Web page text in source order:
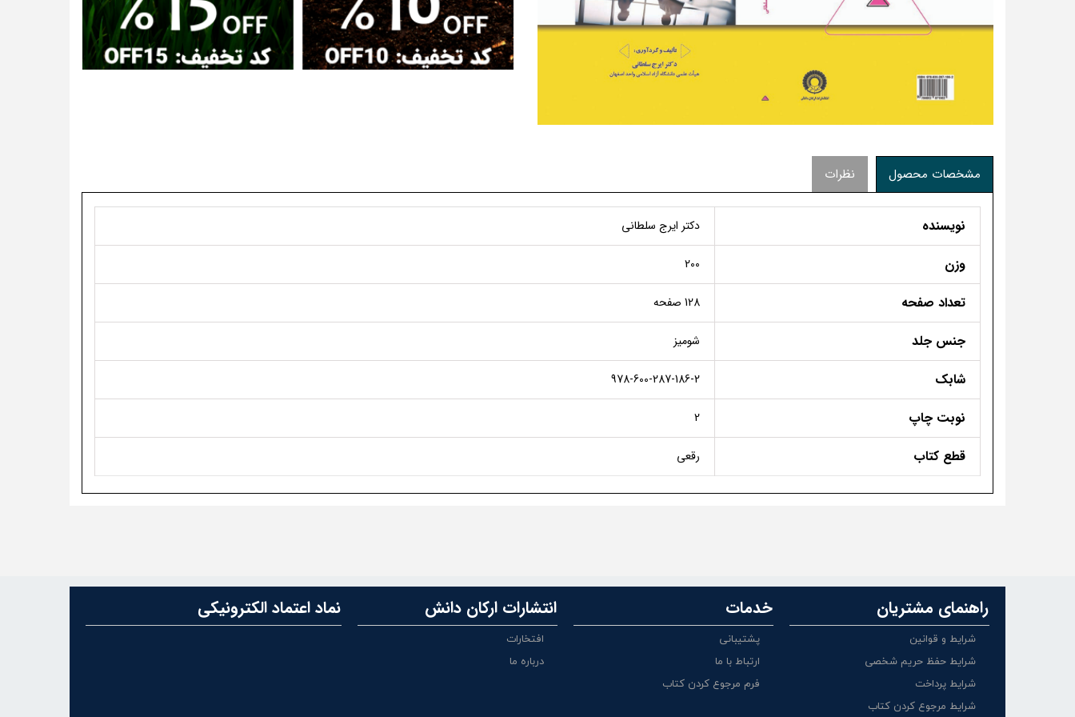
مشخصات محصول نظرات
نویسنده دکتر ایرج سلطانی
وزن 200
تعداد صفحه 128 صفحه
جنس جلد شومیز
شابک 978-600-287-186-2
نوبت چاپ 2
قطع کتاب رقعی
راهنمای مشتریان
شرایط و قوانین
شرایط حفظ حریم شخصی
شرایط پرداخت
شرایط مرجوع کردن کتاب
خدمات
پشتیبانی
ارتباط با ما
فرم مرجوع کردن کتاب
انتشارات ارکان دانش
افتخارات
درباره ما
نماد اعتماد الکترونیکی